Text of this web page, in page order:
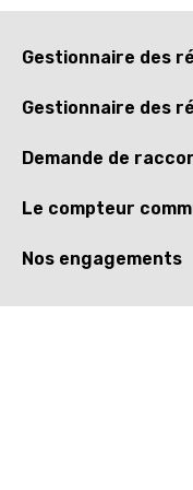
Gestionnaire des
Gestionnaire des
Demande de
Le compteur
Nos engagements